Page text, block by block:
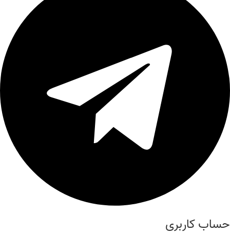
حساب کاربری